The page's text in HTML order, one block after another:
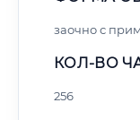
заочно с
КОЛ-ВО
256